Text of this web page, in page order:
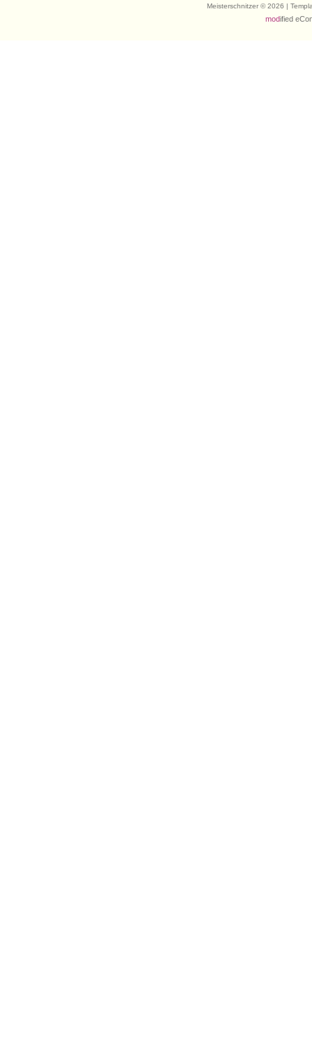
Meisterschnitzer © 2026 |
modified